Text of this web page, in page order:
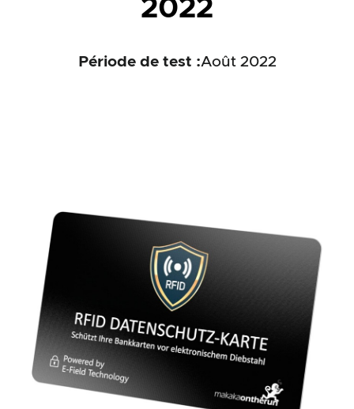
2022
Période de test :Août 2022